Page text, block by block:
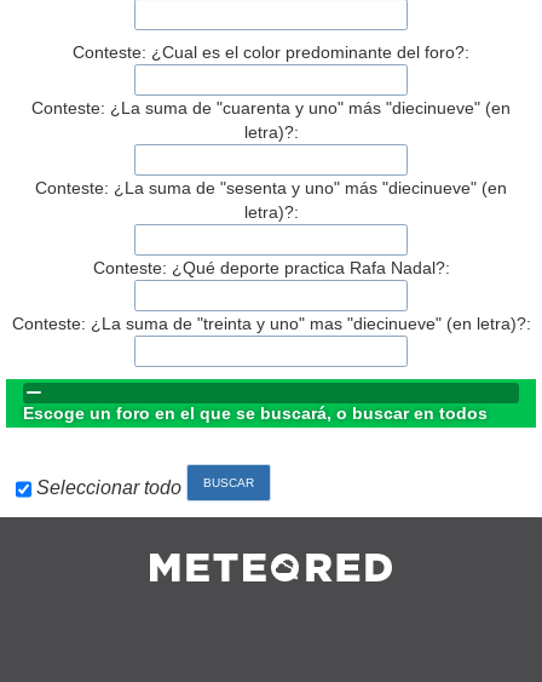
Conteste: ¿Cual es el color predominante del foro?:
Conteste: ¿La suma de "cuarenta y uno" más "diecinueve" (en
letra)?:
Conteste: ¿La suma de "sesenta y uno" más "diecinueve" (en
letra)?:
Conteste: ¿Qué deporte practica Rafa Nadal?:
Conteste: ¿La suma de "treinta y uno" mas "diecinueve" (en letra)?:
Escoge un foro en el que se buscará, o buscar en todos
Seleccionar todo